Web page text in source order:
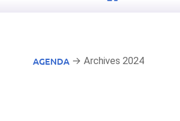
AGENDA → Archives 2024